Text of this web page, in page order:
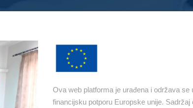
Ova web platforma je urađena i održava se
financijsku potporu Europske unije. Sadržaj